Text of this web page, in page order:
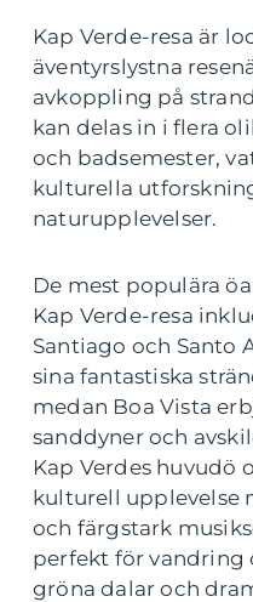
Kap Verde-resa är
äventyrslystna
avkoppling på
kan delas in i flera
och badsemester,
kulturella
naturupplevelser.
De mest populära
Kap Verde-resa
Santiago och Santo
sina fantastiska
medan Boa Vista
sanddyner och
Kap Verdes huvudö
kulturell upplevelse
och färgstark
perfekt för vandring
gröna dalar och